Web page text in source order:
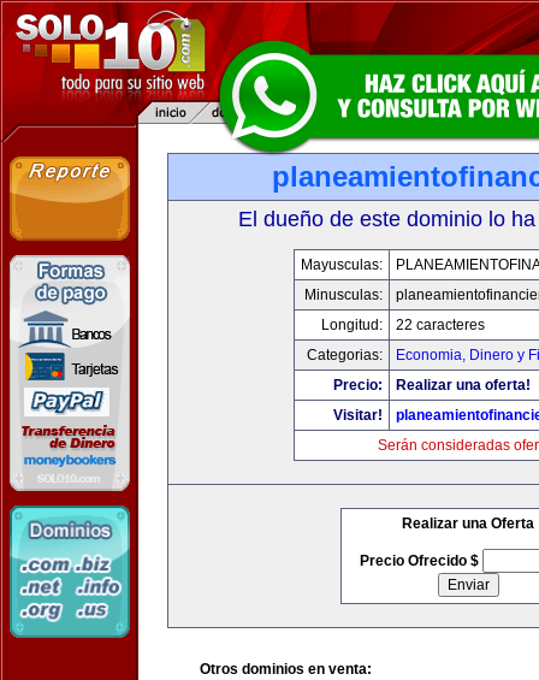
El dueño de este dominio lo
Mayusculas:
Minusculas:
Longitud:
22 caracteres
Categorias:
Economia, Dinero y
Precio:
Realizar una oferta!
Visitar!
Serán consideradas
Realizar una Oferta
Precio Ofrecido $
Otros dominios en venta: